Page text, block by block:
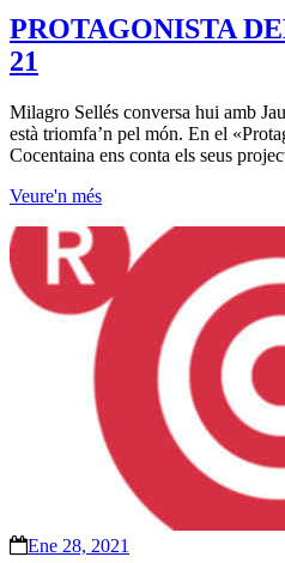
PROTAGONISTA
21
Milagro Sellés conversa hui amb
està triomfa’n pel món. En el
Cocentaina ens conta els seus
Veure'n més
Ene 28, 2021